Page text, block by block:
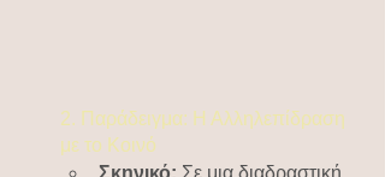
2. Παράδειγμα: Η Αλληλεπίδραση
με το Κοινό
Σκηνικό: Σε μια διαδραστική